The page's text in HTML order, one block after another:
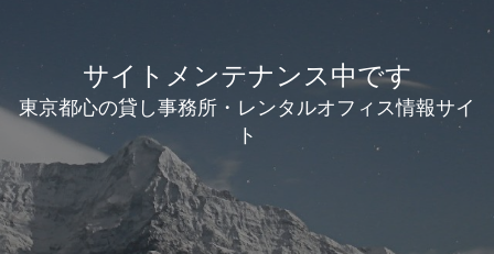
サイトメンテナンス中です
東京都心の貸し事務所・レンタルオフィス情報サイ
ト